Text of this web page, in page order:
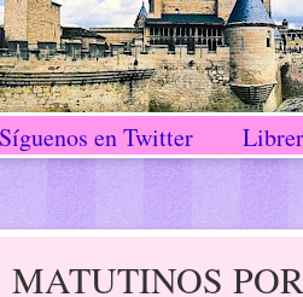
Síguenos en Twitter
MATUTINOS POR